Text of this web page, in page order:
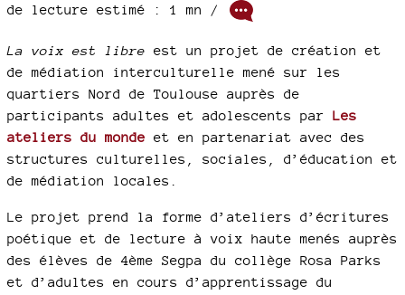
de lecture estimé : 1 mn /
La voix est libre est un projet de création et
de médiation interculturelle mené sur les
quartiers Nord de Toulouse auprès de
participants adultes et adolescents par Les
ateliers du monde et en partenariat avec des
structures culturelles, sociales, d’éducation et
de médiation locales.
Le projet prend la forme d’ateliers d’écritures
poétique et de lecture à voix haute menés auprès
des élèves de 4ème Segpa du collège Rosa Parks
et d’adultes en cours d’apprentissage du